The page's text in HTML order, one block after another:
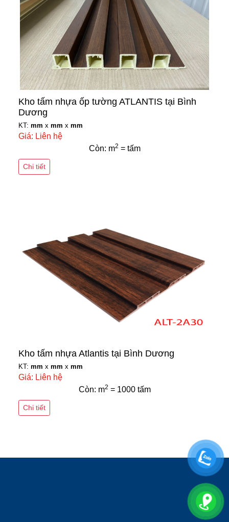
Kho tấm nhựa ốp tường ATLANTIS tại Bình
Dương
KT: mm x mm x mm
Giá: Liên hệ
Còn: m2 = tấm
Chi tiết
Kho tấm nhựa Atlantis tại Bình Dương
KT: mm x mm x mm
Giá: Liên hệ
Còn: m2 = 1000 tấm
Chi tiết